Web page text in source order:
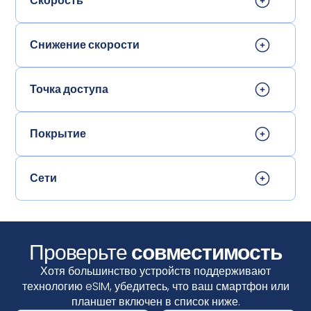
Снижение скорости
Точка доступа
Покрытие
Сети
Проверьтесовместимость
Хотя большинство устройств поддерживают
технологию eSIM, убедитесь, что ваш смартфон или
планшет включен в список ниже.